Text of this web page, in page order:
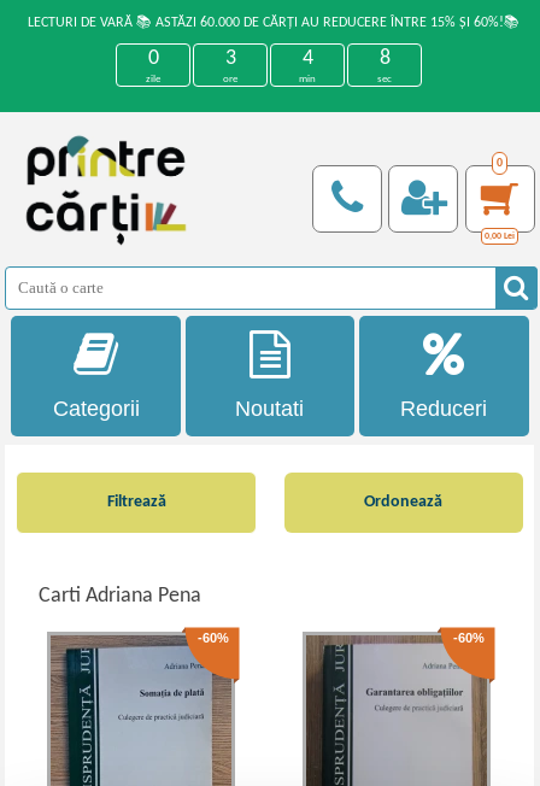
LECTURI DE VARĂ 📚 ASTĂZI 60.000 DE CĂRȚI AU REDUCERE ÎNTRE 15% ȘI 60%!📚
0
zile
3
ore
4
min
8
sec
0
0,00 Lei
Categorii Noutati Reduceri
Filtrează
Carti Adriana Pena
Ordonează
-60% -60%